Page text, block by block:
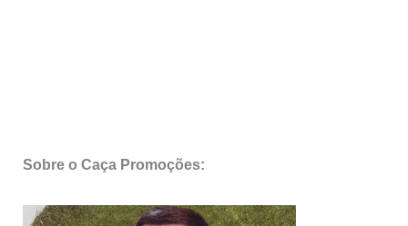
Sobre o Caça Promoções: